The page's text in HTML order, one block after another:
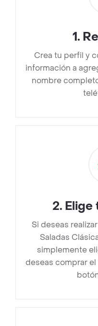
1.
Crea tu perfil y
información a
nombre
2. Elige
Si deseas
Saladas
simplemente
deseas comprar